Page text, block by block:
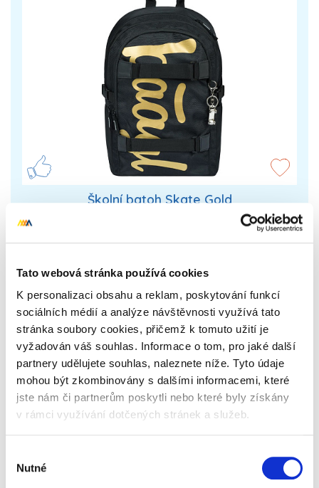
Tato webová stránka používá cookies
K personalizaci obsahu a reklam, poskytování funkcí
sociálních médií a analýze návštěvnosti využívá tato
stránka soubory cookies, přičemž k tomuto užití je
vyžadován váš souhlas. Informace o tom, pro jaké další
partnery udělujete souhlas, naleznete níže. Tyto údaje
mohou být zkombinovány s dalšími informacemi, které
jste nám či partnerům poskytli nebo které byly získány
v rámci využívání dotčených stránek a služeb.
souhlasu
Nutné
Školní batoh Skate Gold
Minimalistický design školního batohu Skate Gold
dokazovat. Je vhodný od 3. třídy ZŠ a…
1 999 Kč Zobrazit více